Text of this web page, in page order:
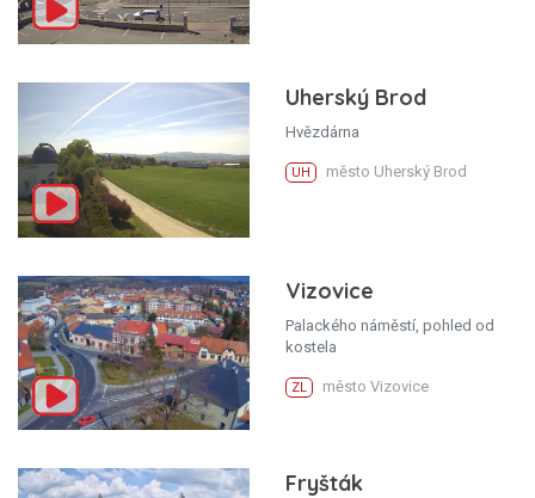
Uherský Brod
Hvězdárna
UH město Uherský Brod
Vizovice
Palackého náměstí, pohled od
kostela
ZL město Vizovice
Fryšták